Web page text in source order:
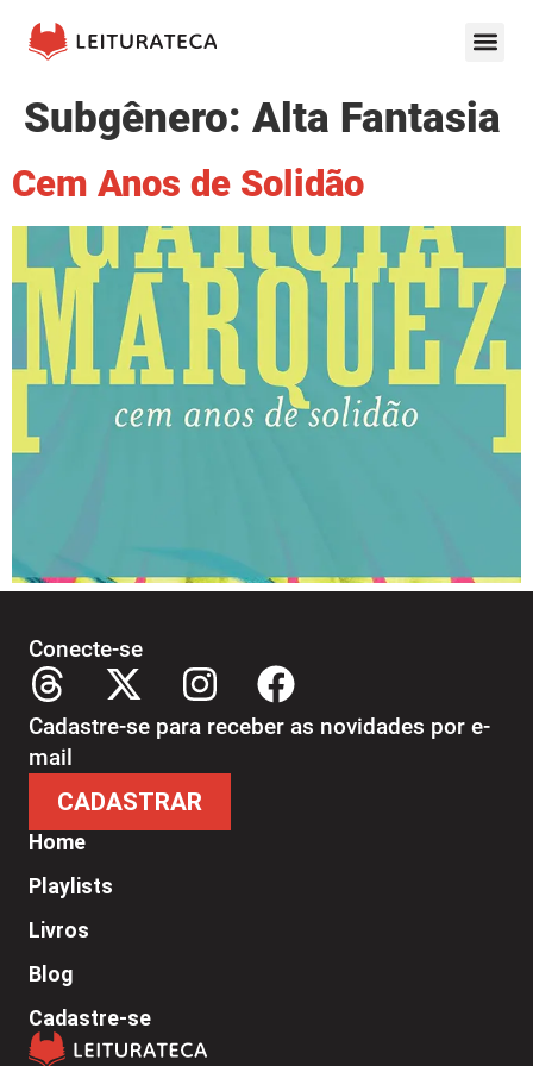
Subgênero: Alta Fantasia
Cem Anos de Solidão
Home
Playlists
Livros
Blog
Cadastre-se
Conecte-se
Cadastre-se para receber as novidades por e-
mail
CADASTRAR